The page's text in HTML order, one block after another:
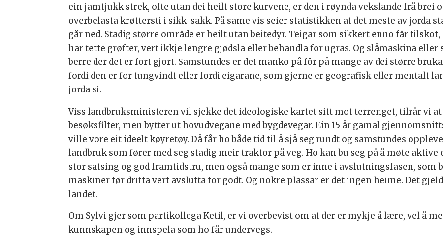
ein jamtjukk strek, ofte utan dei heilt store kurvene, er den i røynda vekslande frå brei
overbelasta krøttersti i sikk-sakk. På same vis seier statistikken at det meste av jorda
går ned. Stadig større område er heilt utan beitedyr. Teigar som sikkert enno får
har tette grøfter, vert ikkje lengre gjødsla eller behandla for ugras. Og slåmaskina
berre der det er fort gjort. Samstundes er det manko på fôr på mange av dei større
fordi den er for tungvindt eller fordi eigarane, som gjerne er geografisk eller mentalt
jorda si.
Viss landbruksministeren vil sjekke det ideologiske kartet sitt mot terrenget, tilrår vi
besøksfilter, men bytter ut hovudvegane med bygdevegar. Ein 15 år gamal
ville vore eit ideelt køyretøy. Då får ho både tid til å sjå seg rundt og samstundes
landbruk som fører med seg stadig meir traktor på veg. Ho kan bu seg på å møte
stor satsing og god framtidstru, men også mange som er inne i avslutningsfasen, som
maskiner før drifta vert avslutta for godt. Og nokre plassar er det ingen heime. Det
landet.
Om Sylvi gjer som partikollega Ketil, er vi overbevist om at der er mykje å lære, vel å
kunnskapen og innspela som ho får undervegs.